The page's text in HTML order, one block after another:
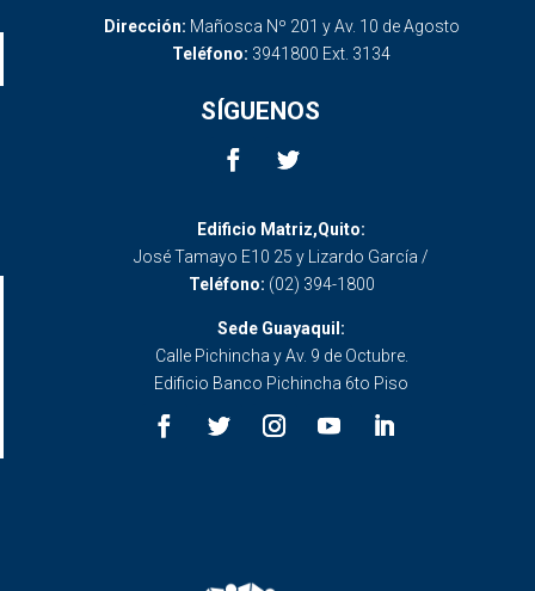
Dirección: Mañosca Nº 201 y Av. 10 de Agosto
Teléfono: 3941800 Ext. 3134
SÍGUENOS
Edificio Matriz,Quito:
José Tamayo E10 25 y Lizardo García /
Teléfono: (02) 394-1800
Sede Guayaquil:
Calle Pichincha y Av. 9 de Octubre.
Edificio Banco Pichincha 6to Piso